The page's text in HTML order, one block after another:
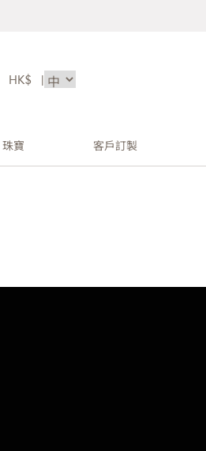
HK$ |
珠寶 客戶訂製